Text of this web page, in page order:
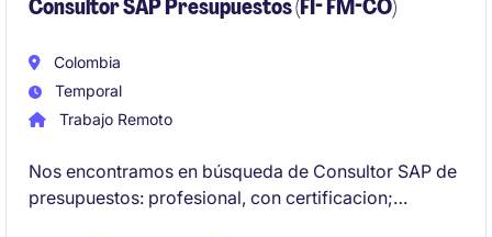
Consultor SAP Presupuestos (FI- FM-CO)
Colombia
Temporal
Trabajo Remoto
Nos encontramos en búsqueda de Consultor SAP de
presupuestos: profesional, con certificacion;